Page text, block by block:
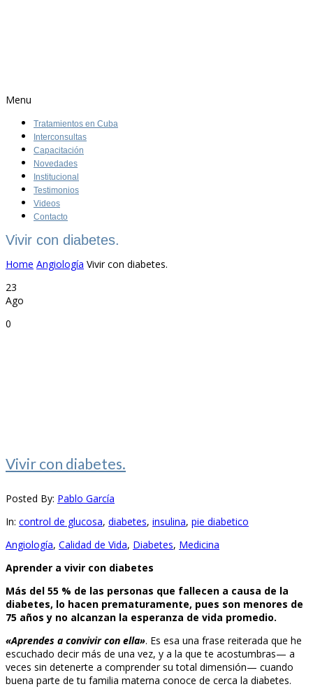
Menu
Tratamientos en Cuba
Interconsultas
Capacitación
Novedades
Institucional
Testimonios
Videos
Contacto
Vivir con diabetes.
Home Angiología Vivir con diabetes.
23
Ago
0
Vivir con diabetes.
Posted By: Pablo García
In: control de glucosa, diabetes, insulina, pie diabetico
Angiología, Calidad de Vida, Diabetes, Medicina
Aprender a vivir con diabetes
Más del 55 % de las personas que fallecen a causa de la
diabetes, lo hacen prematuramente, pues son menores de
75 años y no alcanzan la esperanza de vida promedio.
«Aprendes a convivir con ella». Es esa una frase reiterada que he
escuchado decir más de una vez, y a la que te acostumbras— a
veces sin detenerte a comprender su total dimensión— cuando
buena parte de tu familia materna conoce de cerca la diabetes.